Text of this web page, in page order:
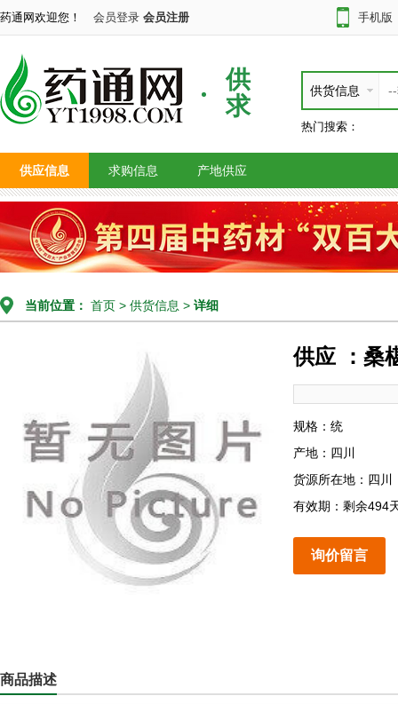
药通网欢迎您！ 会员登录 会员注册 手机版
供
求
供货信息
热门搜索：
供应信息 求购信息 产地供应
当前位置： 首页 > 供货信息 > 详细
供应 ：桑
规格：统
产地：四川
货源所在地：四川
有效期：剩余494
询价留言
商品描述